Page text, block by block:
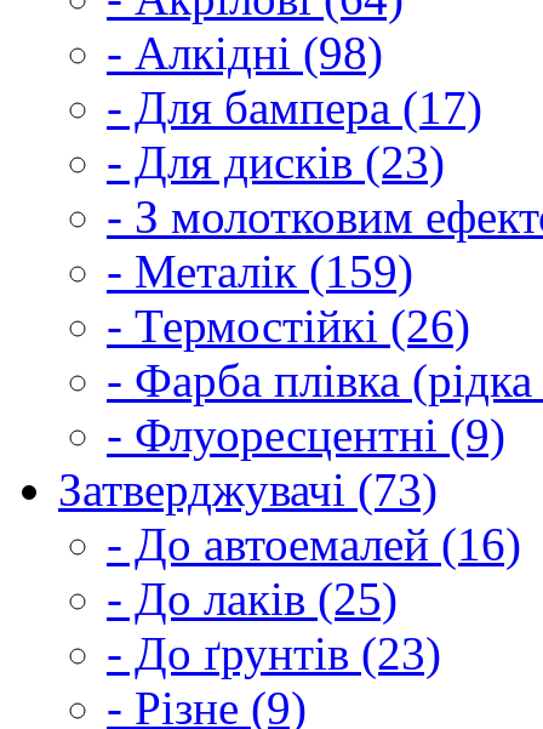
- Алкідні (98)
- Для бампера (17)
- Для дисків (23)
- З молотковим
- Металік (159)
- Термостійкі (26)
- Фарба плівка
- Флуоресцентні (9)
Затверджувачі (73)
- До автоемалей (16)
- До лаків (25)
- До ґрунтів (23)
- Різне (9)